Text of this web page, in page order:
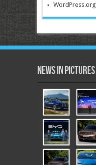
WordPress.org
News in Pictures